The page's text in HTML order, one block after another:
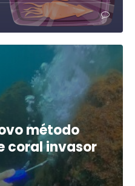
método
coral invasor